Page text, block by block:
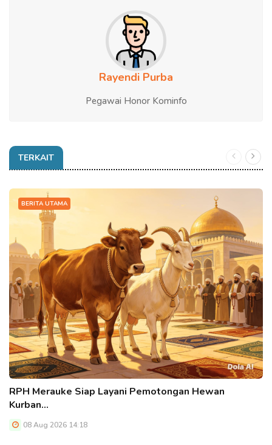
Rayendi Purba
Pegawai Honor Kominfo
TERKAIT
BERITA UTAMA
RPH Merauke Siap Layani Pemotongan Hewan
Kurban…
08 Aug 2026 14:18